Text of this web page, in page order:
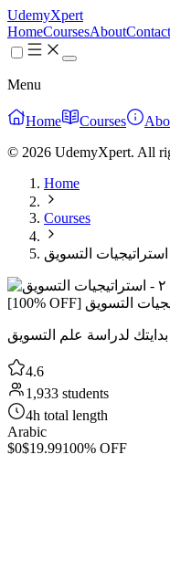
UdemyXpert
HomeCoursesAboutContact
Menu
Home Courses
© 2026 UdemyXpert. All
Home
Courses
بدايتك لدراسة علم التسويق
4.6
1,933 students
4h total length
Arabic
$0$19.99100% OFF